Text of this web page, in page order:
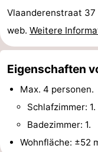
Sehen
&
tun
-
Museen
-
Denkmäler
-
Aussichtspunkte
Attraktionen
Vlaanderenstraat 37
web. Weitere
Eigenschaften
Max. 4 personen.
Schlafzimmer: 1.
Badezimmer: 1.
Wohnfläche: ±52